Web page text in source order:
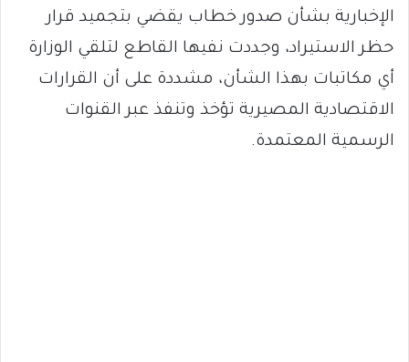
الإخبارية بشأن صدور خطاب يقضي بتجميد قرار
حظر الاستيراد، وجددت نفيها القاطع لتلقي الوزارة
أي مكاتبات بهذا الشأن، مشددة على أن القرارات
الاقتصادية المصيرية تؤخذ وتنفذ عبر القنوات
الرسمية المعتمدة.